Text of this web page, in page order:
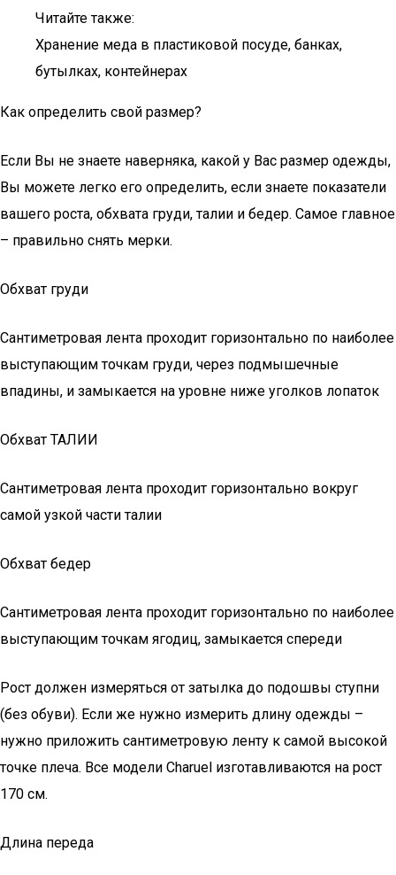
Читайте также:
Хранение меда в пластиковой посуде, банках,
бутылках, контейнерах
Как определить свой размер?
Если Вы не знаете наверняка, какой у Вас размер одежды,
Вы можете легко его определить, если знаете показатели
вашего роста, обхвата груди, талии и бедер. Самое главное
– правильно снять мерки.
Обхват груди
Сантиметровая лента проходит горизонтально по наиболее
выступающим точкам груди, через подмышечные
впадины, и замыкается на уровне ниже уголков лопаток
Обхват ТАЛИИ
Сантиметровая лента проходит горизонтально вокруг
самой узкой части талии
Обхват бедер
Сантиметровая лента проходит горизонтально по наиболее
выступающим точкам ягодиц, замыкается спереди
Рост должен измеряться от затылка до подошвы ступни
(без обуви). Если же нужно измерить длину одежды –
нужно приложить сантиметровую ленту к самой высокой
точке плеча. Все модели Charuel изготавливаются на рост
170 см.
Длина переда